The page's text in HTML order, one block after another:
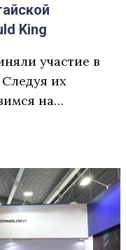
King
участие в
их
на…